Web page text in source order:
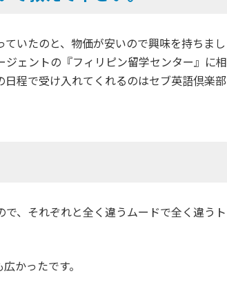
いたのと、物価が安いので興味を持ちまし
ェントの『フィリピン留学センター』に相
程で受け入れてくれるのはセブ英語倶楽部
、それぞれと全く違うムードで全く違うト
かったです。